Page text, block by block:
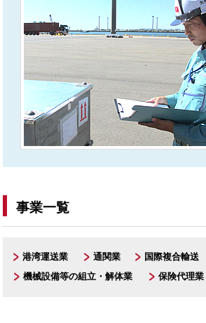
事業一覧
港湾運送業 通関業
国際複合輸送
機械設備等の組立・解体業
保険代理業